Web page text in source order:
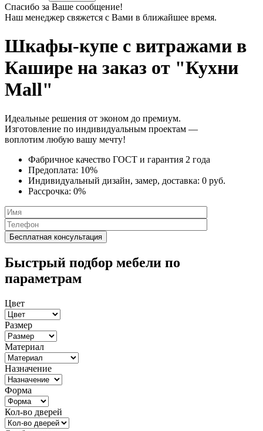
Спасибо за Ваше сообщение!
Наш менеджер свяжется с Вами в ближайшее время.
Шкафы-купе с витражами в
Кашире на заказ от "Кухни
Mall"
Идеальные решения от эконом до премиум.
Изготовление по индивидуальным проектам —
воплотим любую вашу мечту!
Фабричное качество ГОСТ и гарантия 2 года
Предоплата: 10%
Индивидуальный дизайн, замер, доставка: 0 руб.
Рассрочка: 0%
Быстрый подбор мебели по
параметрам
Цвет
Размер
Материал
Назначение
Форма
Кол-во дверей